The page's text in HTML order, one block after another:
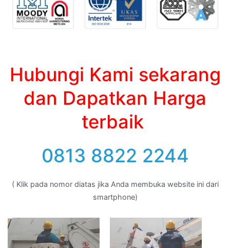
Hubungi Kami sekarang
dan Dapatkan Harga
terbaik
0813 8822 2244
( Klik pada nomor diatas jika Anda membuka website ini dari
smartphone)